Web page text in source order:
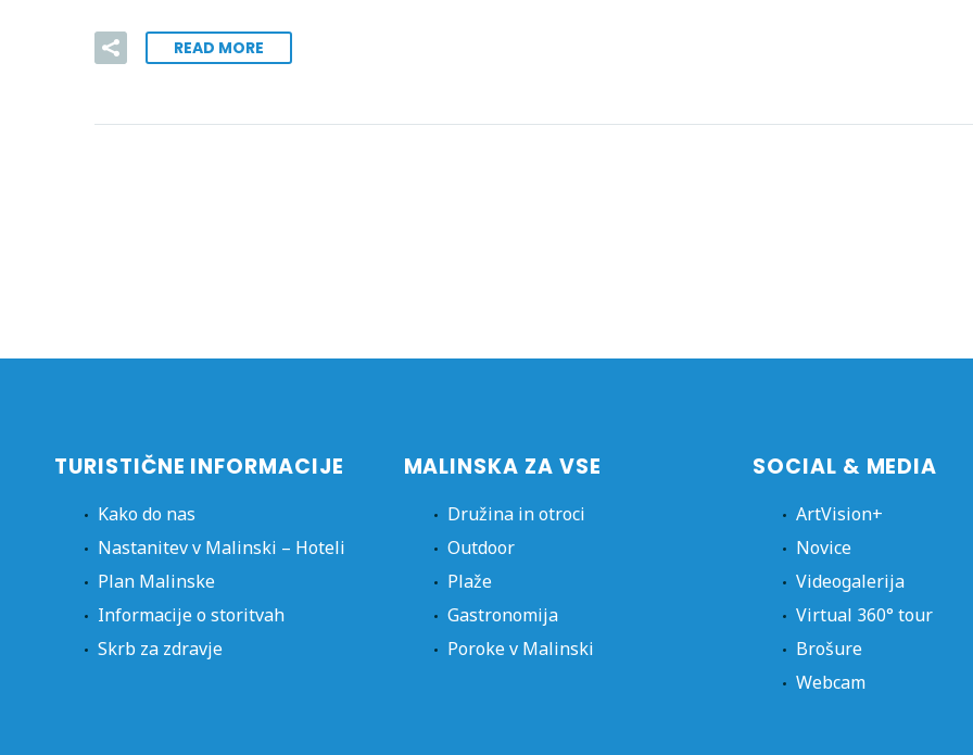
READ MORE
TURISTIČNE INFORMACIJE
Kako do nas
Nastanitev v Malinski – Hoteli
Plan Malinske
Informacije o storitvah
Skrb za zdravje
MALINSKA ZA VSE
Družina in otroci
Outdoor
Plaže
Gastronomija
Poroke v Malinski
SOCIAL & MEDIA
ArtVision+
Novice
Videogalerija
Virtual 360° tour
Brošure
Webcam